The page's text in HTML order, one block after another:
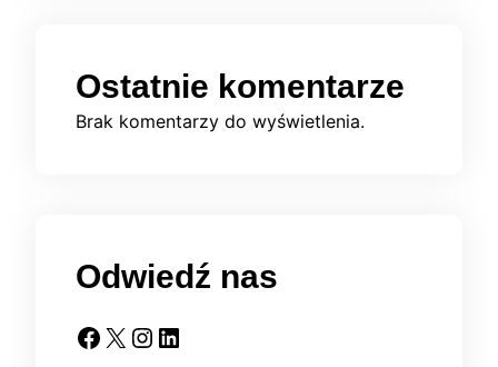
Ostatnie komentarze
Brak komentarzy do wyświetlenia.
Odwiedź nas
Facebook X Instagram LinkedIn